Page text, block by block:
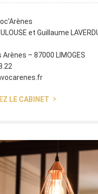
et Guillaume
Arènes – 87000 LIMOGES
LE CABINET